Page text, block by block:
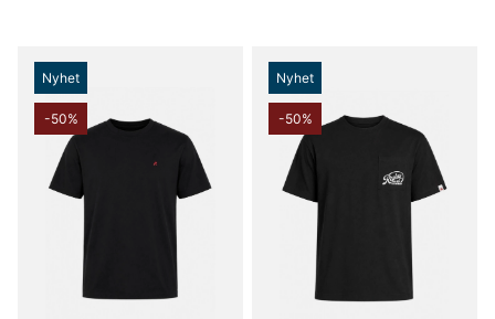
Nyhet
-50%
Nyhet
-50%